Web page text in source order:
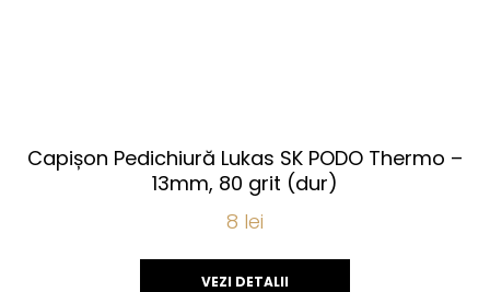
Capișon Pedichiură Lukas SK PODO Thermo –
13mm, 80 grit (dur)
8 lei
VEZI DETALII